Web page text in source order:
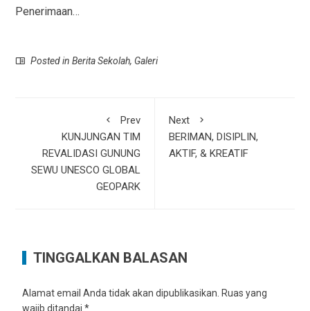
Penerimaan…
Posted inBerita Sekolah, Galeri
Prev
KUNJUNGAN TIM
REVALIDASI GUNUNG
SEWU UNESCO GLOBAL
GEOPARK
Next
BERIMAN, DISIPLIN,
AKTIF, & KREATIF
TINGGALKAN BALASAN
Alamat email Anda tidak akan dipublikasikan. Ruas yang
wajib ditandai*